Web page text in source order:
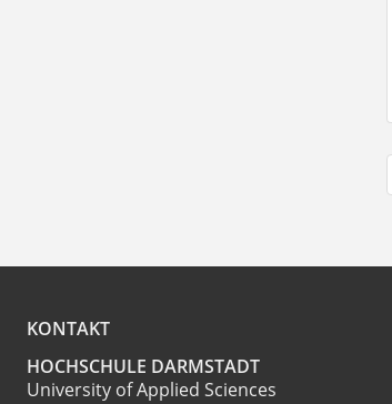
KONTAKT
HOCHSCHULE DARMSTADT
University of Applied Sciences